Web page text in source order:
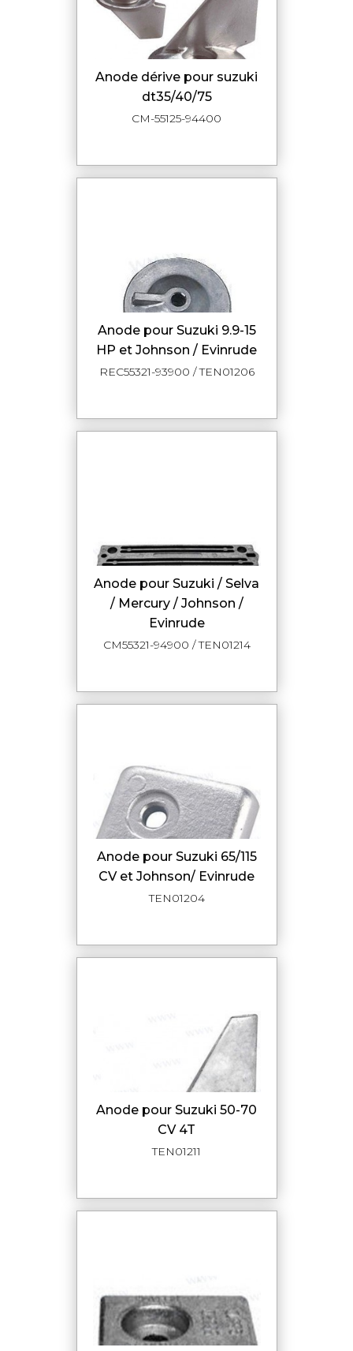
anode dérive pour suzuki
dt35/40/75
CM-55125-94400
Anode pour Suzuki 9.9-15
HP et Johnson / Evinrude
REC55321-93900 / TEN01206
Anode pour Suzuki / Selva
/ Mercury / Johnson /
Evinrude
CM55321-94900 / TEN01214
Anode pour Suzuki 65/115
CV et Johnson/ Evinrude
TEN01204
Anode pour Suzuki 50-70
CV 4T
TEN01211